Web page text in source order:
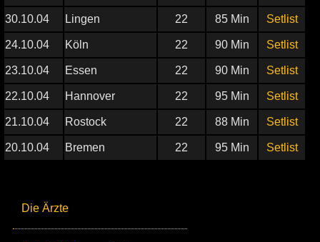
Die Ärzte
30.10.04 Lingen 22 85 Min Setlist
24.10.04 Köln 22 90 Min Setlist
23.10.04 Essen 22 90 Min Setlist
22.10.04 Hannover 22 95 Min Setlist
21.10.04 Rostock 22 88 Min Setlist
20.10.04 Bremen 22 95 Min Setlist